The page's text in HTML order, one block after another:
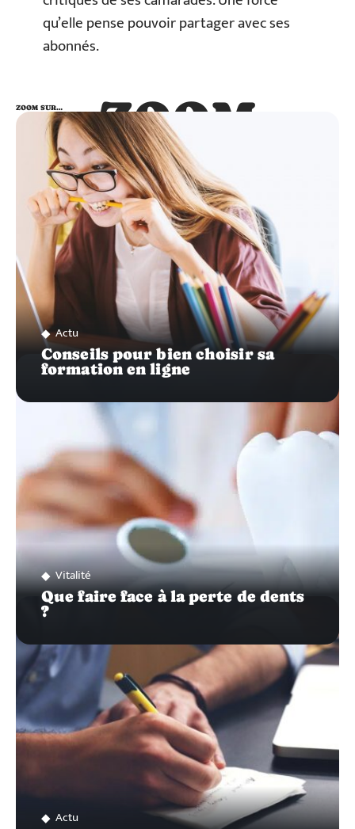
qu’elle pense pouvoir partager avec ses
abonnés.
ZOOM
SUR…
ZOOM SUR…
Actu
Conseils pour bien choisir sa
formation en ligne
Vitalité
Que faire face à la perte de dents
?
Actu